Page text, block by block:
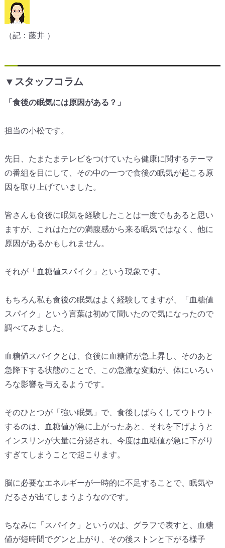
（記：藤井 ）
▼スタッフコラム
「食後の眠気には原因がある？」
担当の小松です。
先日、 たまたまテレビをつけていたら健康に関するテーマ
の番組を目にして、 その中の一つで食後の眠気が起こる原
因を取り上げていました。
皆さんも食後に眠気を経験したことは一度でもあると思い
ますが、
これはただの満腹感から来る眠気ではなく、 他に
原因があるかもしれません。
それが「血糖値スパイク」という現象です。
もちろん私も食後の眠気はよく経験してますが、「 血糖値
スパイク」
という言葉は初めて聞いたので気になったので
調べてみました。
血糖値スパイクとは、食後に血糖値が急上昇し、 そのあと
急降下する状態のことで、この急激な変動が、 体にいろい
ろな影響を与えるようです。
そのひとつが「強い眠気」で、 食後しばらくしてウトウト
するのは、血糖値が急に上がったあと、 それを下げようと
インスリンが大量に分泌され、 今度は血糖値が急に下がり
すぎてしまうことで起こります。
脳に必要なエネルギーが一時的に不足することで、 眠気や
だるさが出てしまうようなのです。
ちなみに「スパイク」というのは、グラフで表すと、
血糖
値が短時間でグンと上がり、その後ストンと下がる様子